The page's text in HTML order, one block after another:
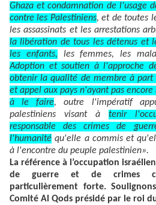
Ghaza et condamnation de l'usage
contre les Palestiniens, et de toutes
les assassinats et les arrestations
la libération de tous les détenus et
les enfants, les femmes, les
Adoption et soutien à l'approche
obtenir la qualité de membre à part
et appel aux pays n'ayant pas
à le faire, outre l'impératif
palestiniens visant à tenir
responsable des crimes de
l'humanité qu'elle a commis et
à l'encontre du peuple palestinien».
La référence à l’occupation
de guerre et de crimes
particulièrement forte.
Comité Al Qods présidé par le roi